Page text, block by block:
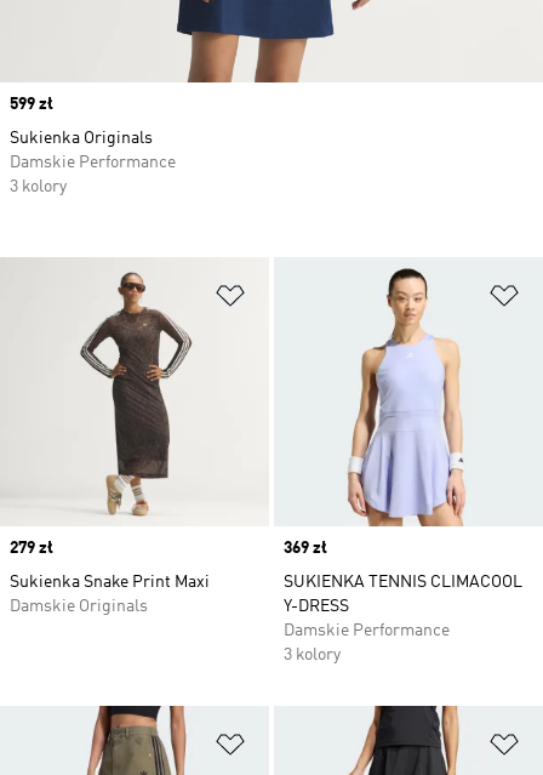
Dodaj do listy życzeń
Price
279 zł
Sukienka Snake Print Maxi
Damskie Originals
Price
369 zł
SUKIENKA TENNIS CLIMACOOL
Y-DRESS
Damskie Performance
3 kolory
Dodaj do listy życzeń
Price
599 zł
Sukienka Originals
Damskie Performance
3 kolory